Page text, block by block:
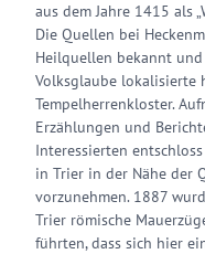
aus dem Jahre 1415 als
Die Quellen bei
Heilquellen bekannt
Volksglaube lokalisierte
Tempelherrenkloster.
Erzählungen und
Interessierten
in Trier in der Nähe der
vorzunehmen. 1887
Trier römische
führten, dass sich hier